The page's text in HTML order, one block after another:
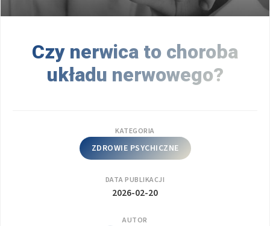
Czy nerwica to choroba
układu nerwowego?
KATEGORIA
ZDROWIE PSYCHICZNE
DATA PUBLIKACJI
2026-02-20
AUTOR